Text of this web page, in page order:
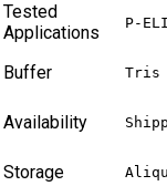
Tested
Applications
P-
Buffer Tris
Availability
Storage